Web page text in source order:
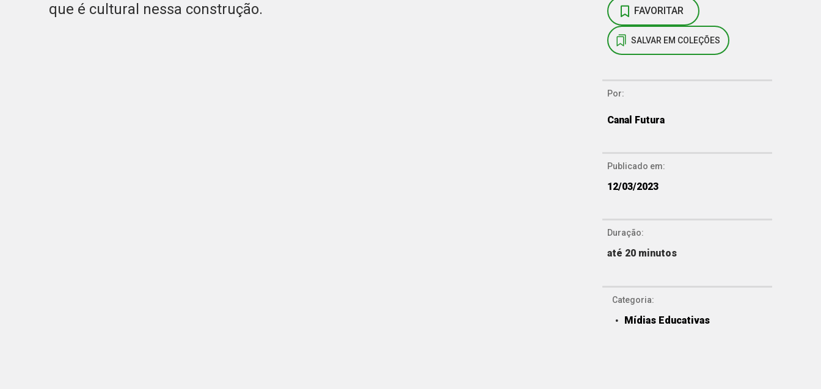
que é cultural nessa construção.
FAVORITAR
SALVAR EM COLEÇÕES
Por:
Canal Futura
Publicado em:
12/03/2023
Duração:
até 20 minutos
Categoria:
Mídias Educativas